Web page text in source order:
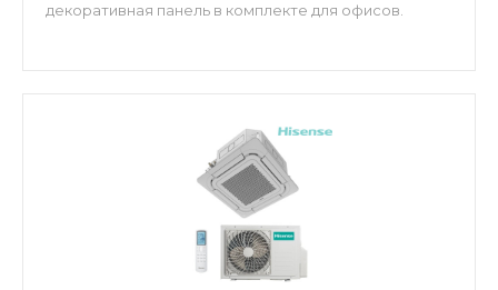
декоративная панель в комплекте для офисов.